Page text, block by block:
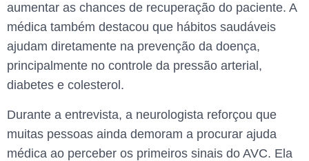
aumentar as chances de recuperação do paciente. A
médica também destacou que hábitos saudáveis
ajudam diretamente na prevenção da doença,
principalmente no controle da pressão arterial,
diabetes e colesterol.
Durante a entrevista, a neurologista reforçou que
muitas pessoas ainda demoram a procurar ajuda
médica ao perceber os primeiros sinais do AVC. Ela